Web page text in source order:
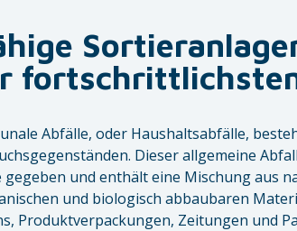
Abfälle, oder Haushaltsabfälle,
Dieser allgemeine
gegeben und enthält eine Mischung aus
und biologisch abbaubaren
Produktverpackungen, Zeitungen und